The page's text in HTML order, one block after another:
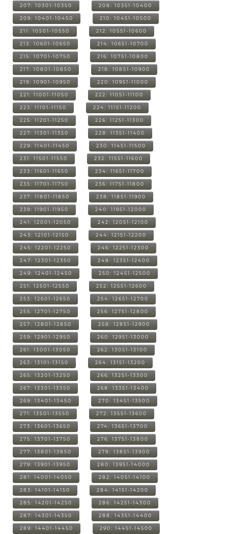
207: 10301-10350 208: 10351-10400
209: 10401-10450 210: 10451-10500
211: 10501-10550 212: 10551-10600
213: 10601-10650 214: 10651-10700
215: 10701-10750 216: 10751-10800
217: 10801-10850 218: 10851-10900
219: 10901-10950 220: 10951-11000
221: 11001-11050 222: 11051-11100
223: 11101-11150 224: 11151-11200
225: 11201-11250 226: 11251-11300
227: 11301-11350 228: 11351-11400
229: 11401-11450 230: 11451-11500
231: 11501-11550 232: 11551-11600
233: 11601-11650 234: 11651-11700
235: 11701-11750 236: 11751-11800
237: 11801-11850 238: 11851-11900
239: 11901-11950 240: 11951-12000
241: 12001-12050 242: 12051-12100
243: 12101-12150 244: 12151-12200
245: 12201-12250 246: 12251-12300
247: 12301-12350 248: 12351-12400
249: 12401-12450 250: 12451-12500
251: 12501-12550 252: 12551-12600
253: 12601-12650 254: 12651-12700
255: 12701-12750 256: 12751-12800
257: 12801-12850 258: 12851-12900
259: 12901-12950 260: 12951-13000
261: 13001-13050 262: 13051-13100
263: 13101-13150 264: 13151-13200
265: 13201-13250 266: 13251-13300
267: 13301-13350 268: 13351-13400
269: 13401-13450 270: 13451-13500
271: 13501-13550 272: 13551-13600
273: 13601-13650 274: 13651-13700
275: 13701-13750 276: 13751-13800
277: 13801-13850 278: 13851-13900
279: 13901-13950 280: 13951-14000
281: 14001-14050 282: 14051-14100
283: 14101-14150 284: 14151-14200
285: 14201-14250 286: 14251-14300
287: 14301-14350 288: 14351-14400
289: 14401-14450 290: 14451-14500